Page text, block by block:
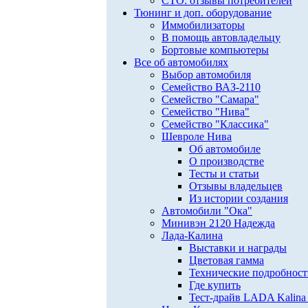
Тюнинг и доп. оборудование
Иммобилизаторы
В помощь автовладельцу
Бортовые компьютеры
Все об автомобилях
Выбор автомобиля
Семейство ВАЗ-2110
Семейство "Самара"
Семейство "Нива"
Семейство "Классика"
Шевроле Нива
Об автомобиле
О производстве
Тесты и статьи
Отзывы владельцев
Из истории создания
Автомобили "Ока"
Минивэн 2120 Надежда
Лада-Калина
Выставки и награды
Цветовая гамма
Технические
Где купить
Тест-драйв LADA Kalina